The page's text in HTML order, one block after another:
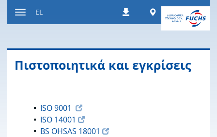
Λήψεις Worldwide
EL
Πιστοποιητικά και εγκρίσεις
ISO 9001
ISO 14001
BS OHSAS 18001